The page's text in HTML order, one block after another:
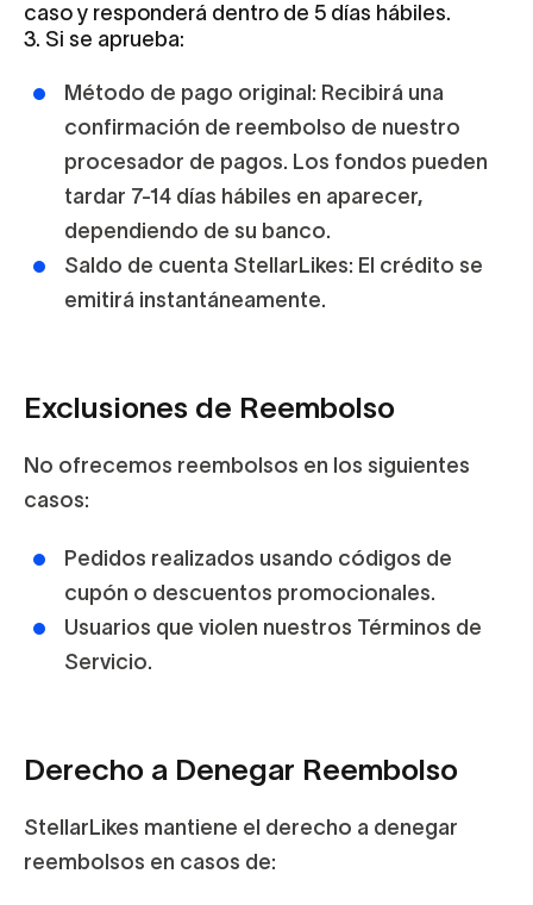
caso y responderá dentro de 5 días hábiles.
3. Si se aprueba:
Método de pago original: Recibirá una
confirmación de reembolso de nuestro
procesador de pagos. Los fondos pueden
tardar 7-14 días hábiles en aparecer,
dependiendo de su banco.
Saldo de cuenta StellarLikes: El crédito se
emitirá instantáneamente.
Exclusiones de Reembolso
No ofrecemos reembolsos en los siguientes
casos:
Pedidos realizados usando códigos de
cupón o descuentos promocionales.
Usuarios que violen nuestros Términos de
Servicio.
Derecho a Denegar Reembolso
StellarLikes mantiene el derecho a denegar
reembolsos en casos de: